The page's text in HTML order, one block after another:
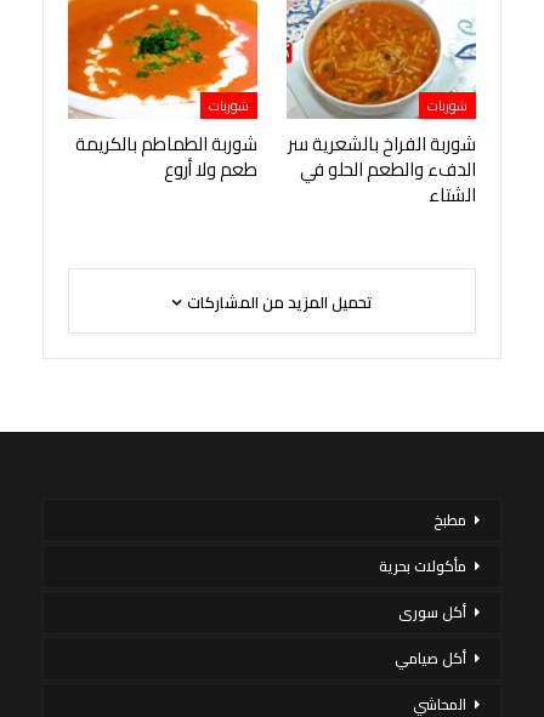
شوربات
شوربة الفراخ بالشعرية سر
الدفء والطعم الحلو في
الشتاء
شوربات
شوربة الطماطم بالكريمة
طعم ولا أروع
تحميل المزيد من المشاركات
مطبخ
مأكولات بحرية
أكل سورى
أكل صيامي
المحاشي